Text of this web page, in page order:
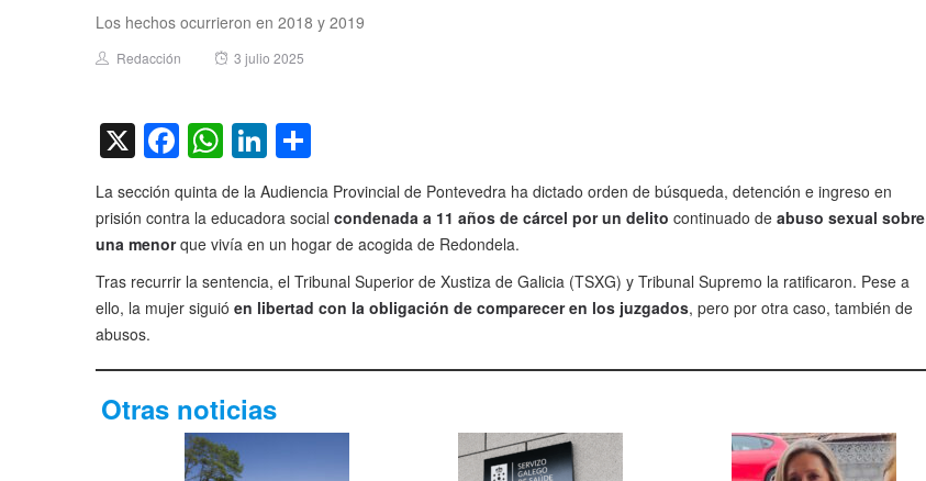
Los hechos ocurrieron en 2018 y 2019
Author
Redacción
Posted
3 julio 2025
X Facebook
WhatsApp
LinkedIn
La sección quinta de la Audiencia Provincial de Pontevedra ha dictado orden de búsqueda, detención e ingreso en
prisión contra la educadora social condenada a 11 años de cárcel por un delito continuado de abuso sexual sobre
una menorque vivía en un hogar de acogida de Redondela.
Tras recurrir la sentencia, el Tribunal Superior de Xustiza de Galicia (TSXG) y Tribunal Supremo la ratificaron. Pese a
ello, la mujer siguió en libertad con la obligación de comparecer en los juzgados, pero por otra caso, también de
abusos.
Otras noticias